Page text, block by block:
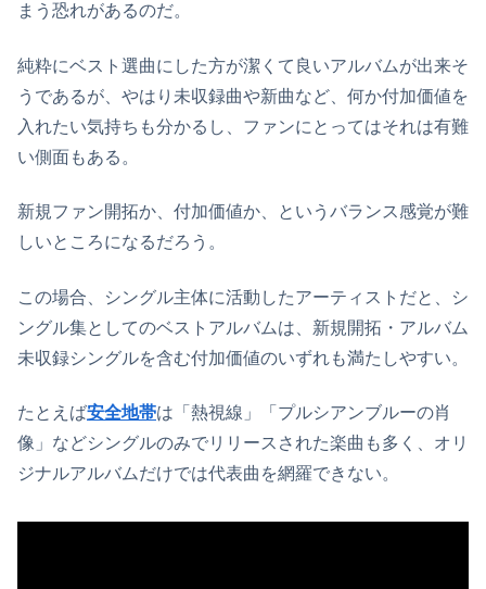
まう恐れがあるのだ。
純粋にベスト選曲にした方が潔くて良いアルバムが出来そ
うであるが、やはり未収録曲や新曲など、何か付加価値を
入れたい気持ちも分かるし、ファンにとってはそれは有難
い側面もある。
新規ファン開拓か、付加価値か、というバランス感覚が難
しいところになるだろう。
この場合、シングル主体に活動したアーティストだと、シ
ングル集としてのベストアルバムは、新規開拓・アルバム
未収録シングルを含む付加価値のいずれも満たしやすい。
たとえば安全地帯は「熱視線」「プルシアンブルーの肖
像」などシングルのみでリリースされた楽曲も多く、オリ
ジナルアルバムだけでは代表曲を網羅できない。